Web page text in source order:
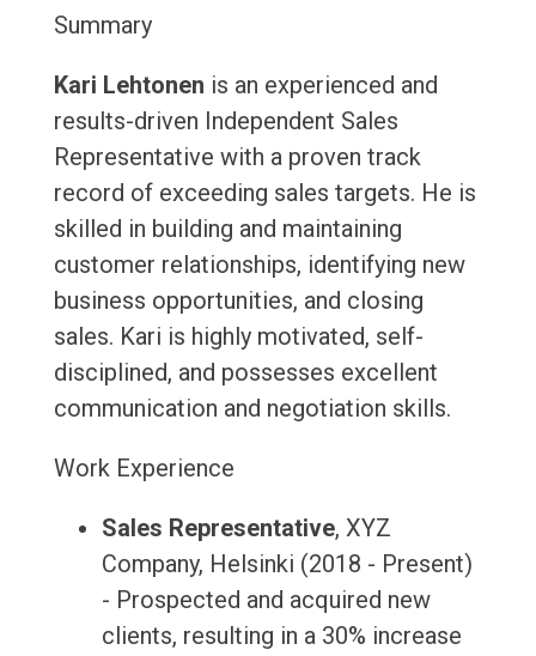
Summary
Kari Lehtonen is an experienced and
results-driven Independent Sales
Representative with a proven track
record of exceeding sales targets. He is
skilled in building and maintaining
customer relationships, identifying new
business opportunities, and closing
sales. Kari is highly motivated, self-
disciplined, and possesses excellent
communication and negotiation skills.
Work Experience
Sales Representative, XYZ
Company, Helsinki (2018 - Present)
- Prospected and acquired new
clients, resulting in a 30% increase